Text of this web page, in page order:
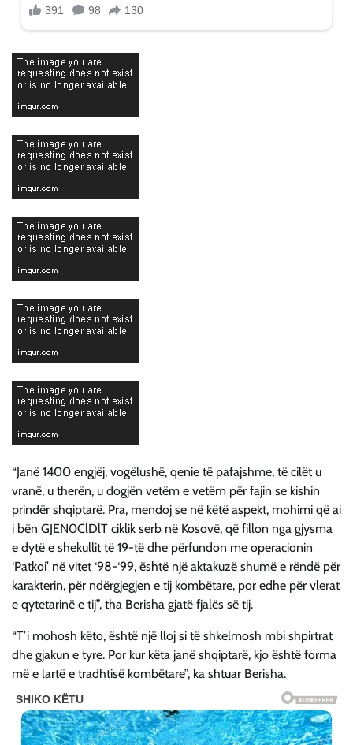
“Janë 1400 engjëj, vogëlushë, qenie të pafajshme, të cilët u
vranë, u therën, u dogjën vetëm e vetëm për fajin se kishin
prindër shqiptarë. Pra, mendoj se në këtë aspekt, mohimi që ai
i bën GJEN0ClDlT ciklik serb në Kosovë, që fillon nga gjysma
e dytë e shekullit të 19-të dhe përfundon me operacionin
‘Patkoi’ në vitet ‘98-‘99, është një aktakuzë shumë e rëndë për
karakterin, për ndërgjegjen e tij kombëtare, por edhe për vlerat
e qytetarinë e tij”, tha Berisha gjatë fjalës së tij.
“T’i mohosh këto, është një lloj si të shkelmosh mbi shpirtrat
dhe gjakun e tyre. Por kur këta janë shqiptarë, kjo është forma
më e lartë e tradhtisë kombëtare”, ka shtuar Berisha.